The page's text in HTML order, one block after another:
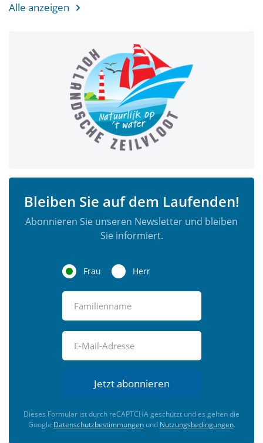
Alle anzeigen
Bleiben Sie auf dem Laufenden!
Abonnieren Sie unseren Newsletter und bleiben
Sie informiert.
Frau Herr
Jetzt abonnieren
Dieses Formular ist durch reCAPTCHA geschützt und es gelten die
Google Datenschutzbestimmungenund Nutzungsbedingungen.